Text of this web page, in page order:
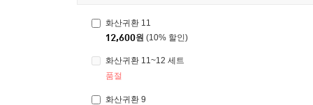
화산귀환 11
12,600원 (10% 할인)
화산귀환 11~12 세트
품절
화산귀환 9